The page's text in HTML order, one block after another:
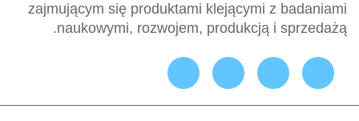
zajmującym się produktami klejącymi z badaniami
naukowymi, rozwojem, produkcją i sprzedażą.